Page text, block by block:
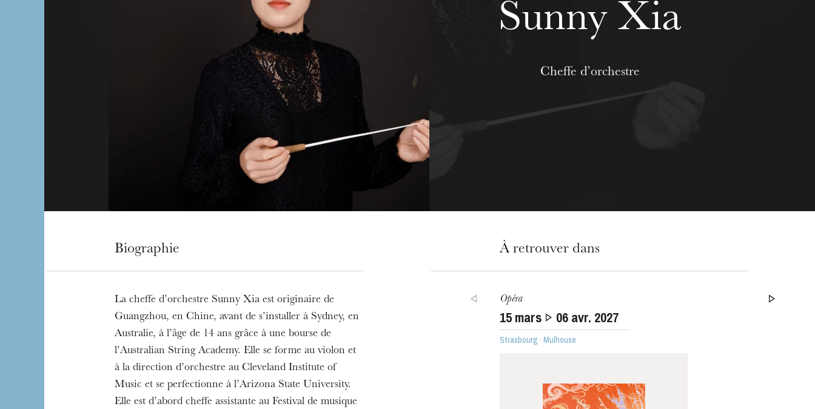
L’OnR avec vous
Visites de l’Opéra de
Strasbourg
Sunny Xia
Cheffe d’orchestre
Biographie
La cheffe d’orchestre Sunny Xia est originaire de
Guangzhou, en Chine, avant de s’installer à Sydney, en
Australie, à l’âge de 14 ans grâce à une bourse de
l’Australian String Academy. Elle se forme au violon et
à la direction d’orchestre au Cleveland Institute of
Music et se perfectionne à l’Arizona State University.
Elle est d’abord cheffe assistante au Festival de musique
À retrouver dans
Opéra
15 mars 06 avr. 2027
Strasbourg · Mulhouse